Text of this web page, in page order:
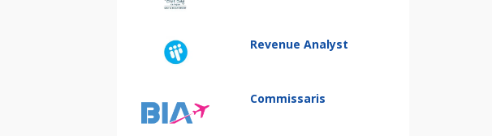
Revenue Analyst
Commissaris